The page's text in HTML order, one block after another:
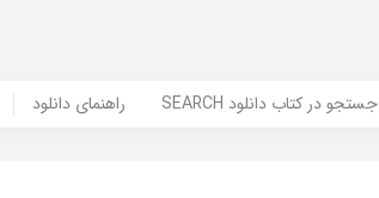
راهنمای دانلود SEARCH جستجو در کتاب دانلود